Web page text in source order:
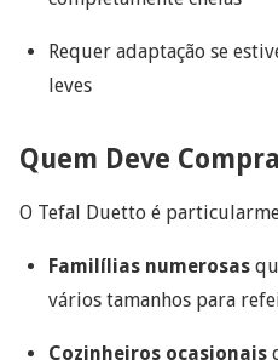
Requer adaptação se
leves
Quem Deve
O Tefal Duetto é
Familílias numerosas
vários tamanhos para
Cozinheiros ocasionais